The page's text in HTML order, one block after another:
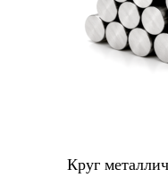
Круг